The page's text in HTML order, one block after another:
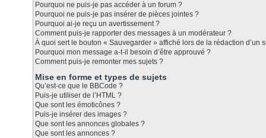
Pourquoi ne puis-je pas accéder à un forum ?
Pourquoi ne puis-je pas insérer de pièces jointes ?
Pourquoi ai-je reçu un avertissement ?
Comment puis-je rapporter des messages à un modérateur ?
À quoi sert le bouton « Sauvegarder » affiché lors de la rédaction d’un
Pourquoi mon message a-t-il besoin d’être approuvé ?
Comment puis-je remonter mes sujets ?
Mise en forme et types de sujets
Qu’est-ce que le BBCode ?
Puis-je utiliser de l’HTML ?
Que sont les émoticônes ?
Puis-je insérer des images ?
Que sont les annonces globales ?
Que sont les annonces ?